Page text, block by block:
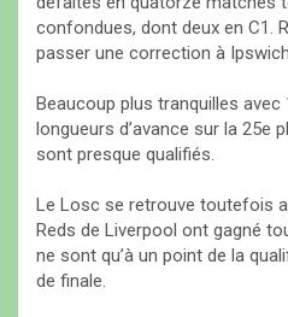
confondues, dont deux en C1.
passer une correction à
Beaucoup plus tranquilles
longueurs d’avance sur la 25e
sont presque qualifiés.
Le Losc se retrouve toutefois
Reds de Liverpool ont gagné
ne sont qu’à un point de la
de finale.